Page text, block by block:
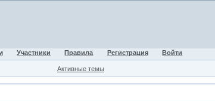
Участники Правила Регистрация Войти
Активные темы